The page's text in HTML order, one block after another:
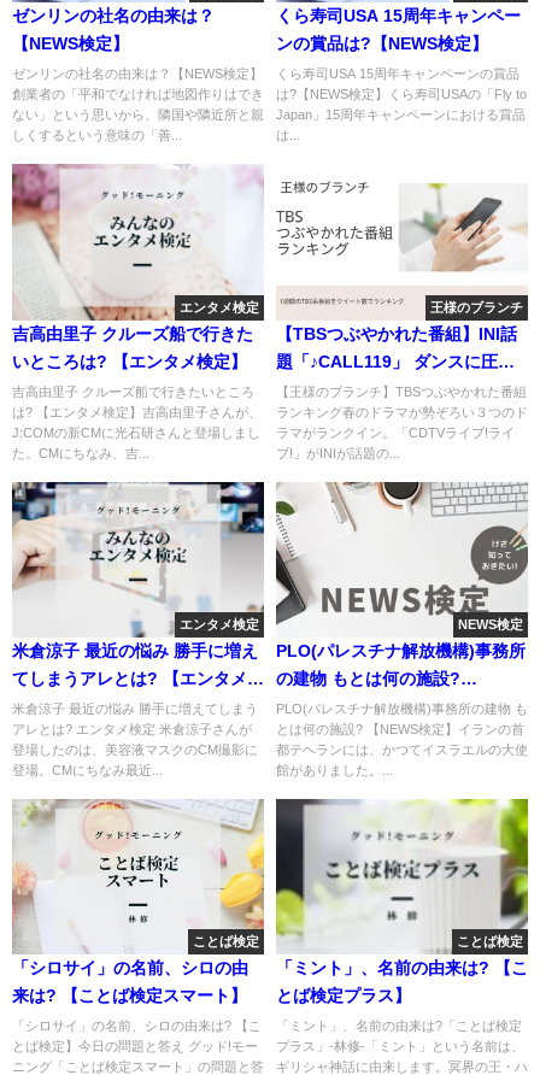
ゼンリンの社名の由来は？
【NEWS検定】
ゼンリンの社名の由来は？【NEWS検定】
創業者の「平和でなければ地図作りはでき
ない」という思いから、隣国や隣近所と親
しくするという意味の「善...
くら寿司USA 15周年キャンペー
ンの賞品は?【NEWS検定】
くら寿司USA 15周年キャンペーンの賞品
は?【NEWS検定】くら寿司USAの「Fly to
Japan」15周年キャンペーンにおける賞品
は...
エンタメ検定
吉高由里子 クルーズ船で行きた
いところは? 【エンタメ検定】
吉高由里子 クルーズ船で行きたいところ
は? 【エンタメ検定】吉高由里子さんが、
J:COMの新CMに光石研さんと登場しまし
た。CMにちなみ、吉...
王様のブランチ
【TBSつぶやかれた番組】INI話
題「♪CALL119」 ダンスに圧巻
のつぶやき
【王様のブランチ】TBSつぶやかれた番組
ランキング春のドラマが勢ぞろい３つのド
ラマがランクイン。「CDTVライブ!ライ
ブ!」がINIが話題の...
エンタメ検定
米倉涼子 最近の悩み 勝手に増え
てしまうアレとは? 【エンタメ検
定】
米倉涼子 最近の悩み 勝手に増えてしまう
アレとは? エンタメ検定 米倉涼子さんが
登場したのは、美容液マスクのCM撮影に
登場。CMにちなみ最近...
NEWS検定
PLO(パレスチナ解放機構)事務所
の建物 もとは何の施設?
【NEWS検定】
PLO(パレスチナ解放機構)事務所の建物 も
とは何の施設? 【NEWS検定】イランの首
都テヘランには、かつてイスラエルの大使
館がありました。...
ことば検定
「シロサイ」の名前、シロの由
来は? 【ことば検定スマート】
「シロサイ」の名前、シロの由来は? 【こ
とば検定】今日の問題と答え グッド!モー
ニング「ことば検定スマート」の問題と答
ことば検定
「ミント」、名前の由来は? 【こ
とば検定プラス】
「ミント」、名前の由来は?「ことば検定
プラス」-林修-「ミント」という名前は、
ギリシャ神話に由来します。冥界の王・ハ